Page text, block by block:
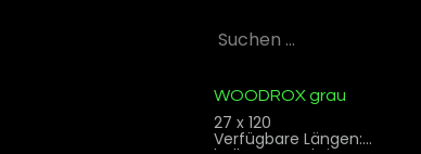
WOODROX grau
27 x 120
Verfügbare Längen: